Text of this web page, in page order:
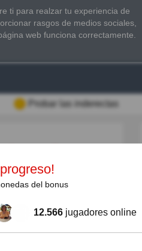
ti para realzar tu experiencia de
rasgos de medios sociales,
web funciona correctamente.
Probar las inderectas
ciudad más
laguna Setúbal, muy
con el nombre
del bonus
12.566jugadores online